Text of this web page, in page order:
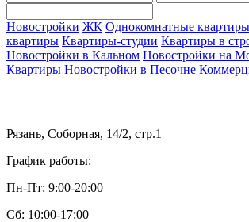
Новостройки ЖК Однокомнатные квартиры
квартиры Квартиры-студии Квартиры в
Новостройки в Кальном Новостройки на
Квартиры Новостройки в Песочне
Рязань, Соборная, 14/2, стр.1
График работы:
Пн-Пт: 9:00-20:00
Сб: 10:00-17:00